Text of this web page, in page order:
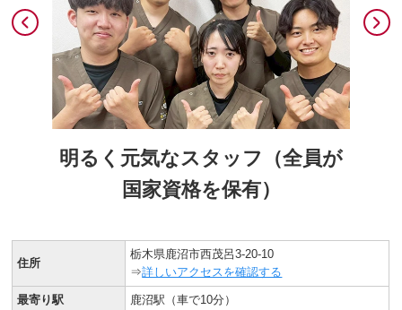
明るく元気なスタッフ（全員が
国家資格を保有）
住所
栃木県鹿沼市西茂呂3-20-10
⇒詳しいアクセスを確認する
最寄り駅 鹿沼駅（車で10分）